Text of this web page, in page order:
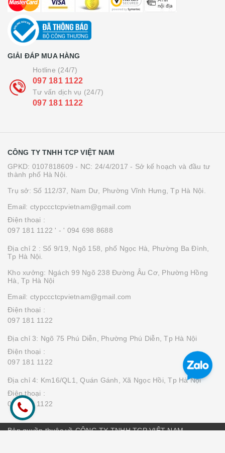
GIẢI ĐÁP MUA HÀNG
Hotline (24/7)
097 181 1122
Tư vấn dịch vụ (24/7)
097 181 1122
CÔNG TY TNHH TCP VIỆT NAM
GPKD: 0107818609 - NC: 24/4/2017 - Sở kế hoạch và đầu tư
thành phố Hà Nội.
Trụ sở: Số 112/37, Nam Dư, Phường Vĩnh Hưng, Tp Hà Nội.
Email: ctypccctcpvietnam@gmail.com
Điện thoại :
097 181 1122 ' - ' 094 698 8688
Địa chỉ 2 : Số 9/19, Ngõ 158, phố Ngọc Hà, Phường Ba Đình,
Tp Hà Nội.
Kho xưởng: Ngách 99 Ngõ 238 Đường Âu Cơ, Phường Hồng
Hà, Tp Hà Nội
Email: ctypccctcpvietnam@gmail.com
Điện thoại :
097 181 1122
Địa chỉ 3: Ngõ 75 Phú Diễn, Phường Phú Diễn, Tp Hà Nội
Điện thoại :
097 181 1122
Địa chỉ 4: Km16/QL1, Quán Gánh, Xã Ngọc Hồi, Tp Hà Nội
Điện thoại :
097 181 1122
Bản quyền thuộc về CÔNG TY TNHH TCP VIỆT NAM